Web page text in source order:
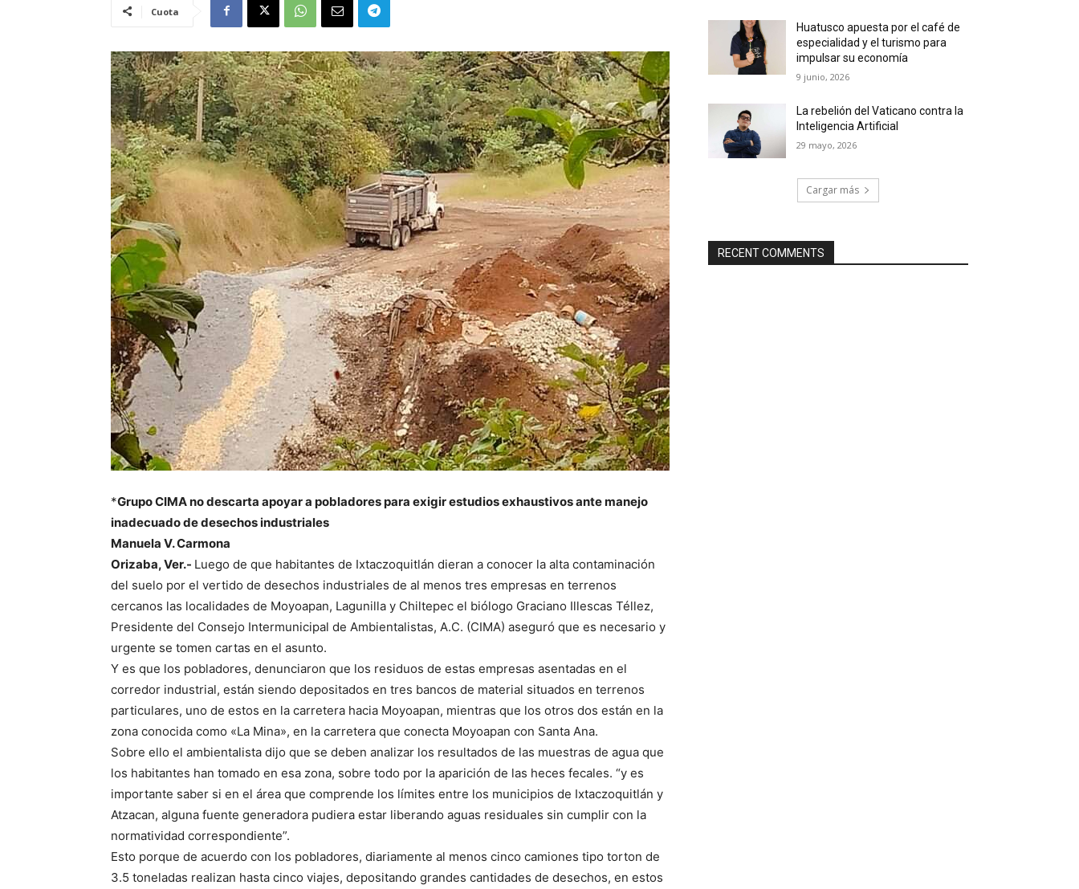
Cuota
*Grupo CIMA no descarta apoyar a pobladores para exigir estudios exhaustivos ante manejo
inadecuado de desechos industriales
Manuela V. Carmona
Orizaba, Ver.- Luego de que habitantes de Ixtaczoquitlán dieran a conocer la alta contaminación
del suelo por el vertido de desechos industriales de al menos tres empresas en terrenos
cercanos las localidades de Moyoapan, Lagunilla y Chiltepec el biólogo Graciano Illescas Téllez,
Presidente del Consejo Intermunicipal de Ambientalistas, A.C. (CIMA) aseguró que es necesario y
urgente se tomen cartas en el asunto.
Y es que los pobladores, denunciaron que los residuos de estas empresas asentadas en el
corredor industrial, están siendo depositados en tres bancos de material situados en terrenos
particulares, uno de estos en la carretera hacia Moyoapan, mientras que los otros dos están en la
zona conocida como «La Mina», en la carretera que conecta Moyoapan con Santa Ana.
Sobre ello el ambientalista dijo que se deben analizar los resultados de las muestras de agua que
los habitantes han tomado en esa zona, sobre todo por la aparición de las heces fecales. “y es
importante saber si en el área que comprende los límites entre los municipios de Ixtaczoquitlán y
Atzacan, alguna fuente generadora pudiera estar liberando aguas residuales sin cumplir con la
normatividad correspondiente”.
Esto porque de acuerdo con los pobladores, diariamente al menos cinco camiones tipo torton de
3.5 toneladas realizan hasta cinco viajes, depositando grandes cantidades de desechos, en estos
Huatusco apuesta por el café de
especialidad y el turismo para
impulsar su economía
9 junio, 2026
La rebelión del Vaticano contra la
Inteligencia Artificial
29 mayo, 2026
Cargar más
RECENT COMMENTS